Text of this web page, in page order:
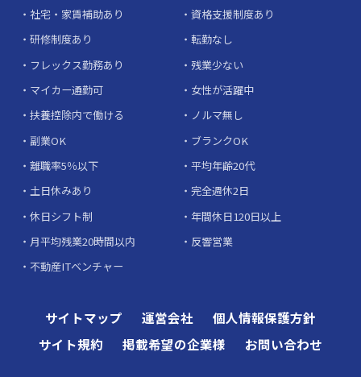
社宅・家賃補助あり
資格支援制度あり
研修制度あり
転勤なし
フレックス勤務あり
残業少ない
マイカー通勤可
女性が活躍中
扶養控除内で働ける
ノルマ無し
副業OK
ブランクOK
離職率5％以下
平均年齢20代
土日休みあり
完全週休2日
休日シフト制
年間休日120日以上
月平均残業20時間以内
反響営業
不動産ITベンチャー
サイトマップ 運営会社
個人情報保護方針
サイト規約
掲載希望の企業様 お問い合わせ